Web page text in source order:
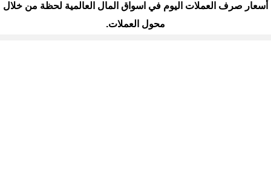
أسعار صرف العملات اليوم في اسواق المال العالمية لحظة من خلال
محول العملات.